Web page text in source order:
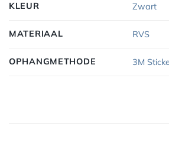
KLEUR Zwart
MATERIAAL RVS
OPHANGMETHODE 3M